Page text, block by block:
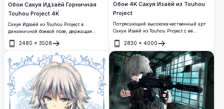
Обои Сакуя Идзаёй Горничная
Touhou Project 4K
Сакуя Идзаёй из Touhou Project в
динамичной боевой позе, держащая
горничной с белым фартуком.
Высококачественная аниме-
иллюстрация в разрешении 4K с
потрясающей детализацией и яркими
синими тонами.
2480 × 3508
Открыть
Обои 4K Сакуя Изаёй из Touhou
Project
Потрясающий высококачественный арт
Сакуи Изаёй из Touhou Project с её
серебристыми волосами и карманными
часами. Динамичная композиция с
ножами и вихрящимися лентами в
ярких деталях.
2830 × 4000
Открыть